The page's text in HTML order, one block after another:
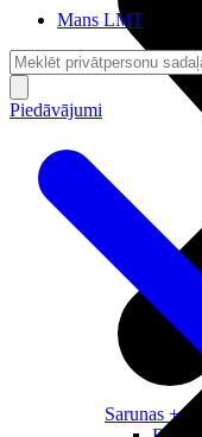
Sarunas +
Mans LMT
Piedāvājumi